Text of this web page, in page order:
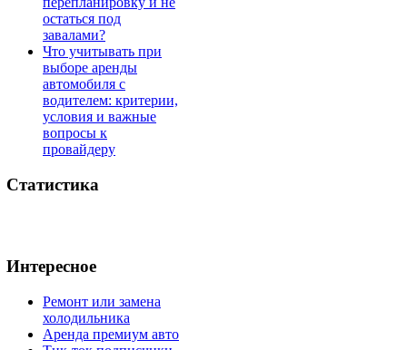
остаться под
завалами?
Что учитывать при
выборе аренды
автомобиля с
водителем: критерии,
условия и важные
вопросы к
провайдеру
Статистика
Интересное
Ремонт или замена
холодильника
Аренда премиум авто